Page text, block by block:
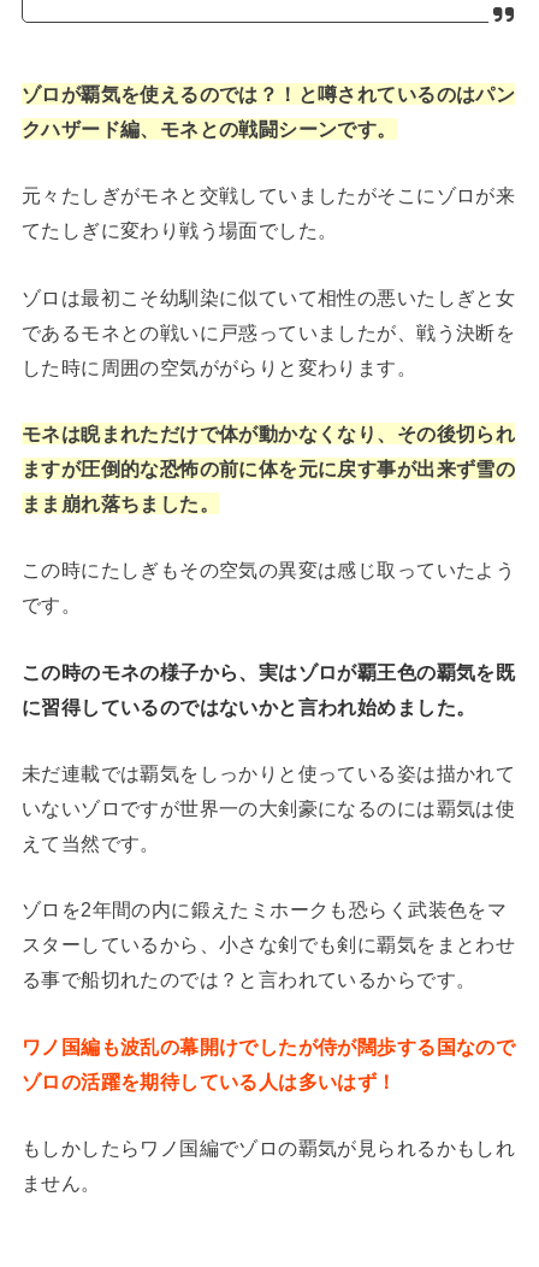
ゾロが覇気を使えるのでは？！と噂されているのはパン
クハザード編、モネとの戦闘シーンです。
元々たしぎがモネと交戦していましたがそこにゾロが来
てたしぎに変わり戦う場面でした。
ゾロは最初こそ幼馴染に似ていて相性の悪いたしぎと女
であるモネとの戦いに戸惑っていましたが、戦う決断を
した時に周囲の空気ががらりと変わります。
モネは睨まれただけで体が動かなくなり、その後切られ
ますが圧倒的な恐怖の前に体を元に戻す事が出来ず雪の
まま崩れ落ちました。
この時にたしぎもその空気の異変は感じ取っていたよう
です。
この時のモネの様子から、実はゾロが覇王色の覇気を既
に習得しているのではないかと言われ始めました。
未だ連載では覇気をしっかりと使っている姿は描かれて
いないゾロですが世界一の大剣豪になるのには覇気は使
えて当然です。
ゾロを2年間の内に鍛えたミホークも恐らく武装色をマ
スターしているから、小さな剣でも剣に覇気をまとわせ
る事で船切れたのでは？と言われているからです。
ワノ国編も波乱の幕開けでしたが侍が闊歩する国なので
ゾロの活躍を期待している人は多いはず！
もしかしたらワノ国編でゾロの覇気が見られるかもしれ
ません。